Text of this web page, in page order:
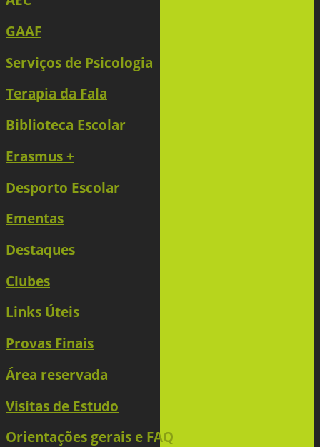
GAAF
Serviços de Psicologia
Terapia da Fala
Biblioteca Escolar
Erasmus +
Desporto Escolar
Ementas
Destaques
Clubes
Links Úteis
Provas Finais
Área reservada
Visitas de Estudo
Orientações gerais e FAQ